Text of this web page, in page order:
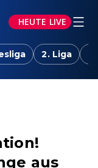
HEUTE LIVE
2. Liga
aus